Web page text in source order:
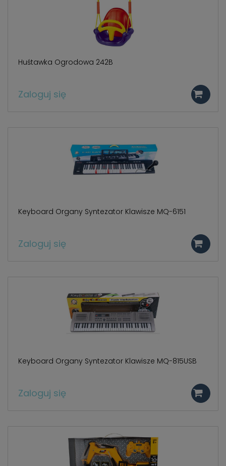
Huśtawka Ogrodowa 242B
Zaloguj się
Keyboard Organy Syntezator Klawisze MQ-6151
Zaloguj się
Keyboard Organy Syntezator Klawisze MQ-815USB
Zaloguj się